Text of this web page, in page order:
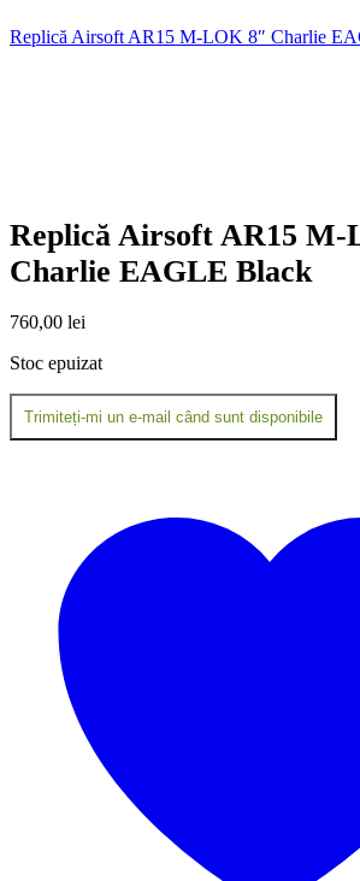
Replică Airsoft AR15 M-LOK 8″ Charlie
Replică Airsoft AR15 M-
Charlie EAGLE Black
760,00 lei
Stoc epuizat
Trimiteți-mi un e-mail când sunt disponibile